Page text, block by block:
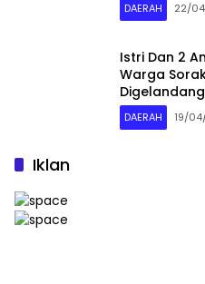
DAERAH 22/
Istri Dan 2
Warga
DAERAH 19/
Iklan